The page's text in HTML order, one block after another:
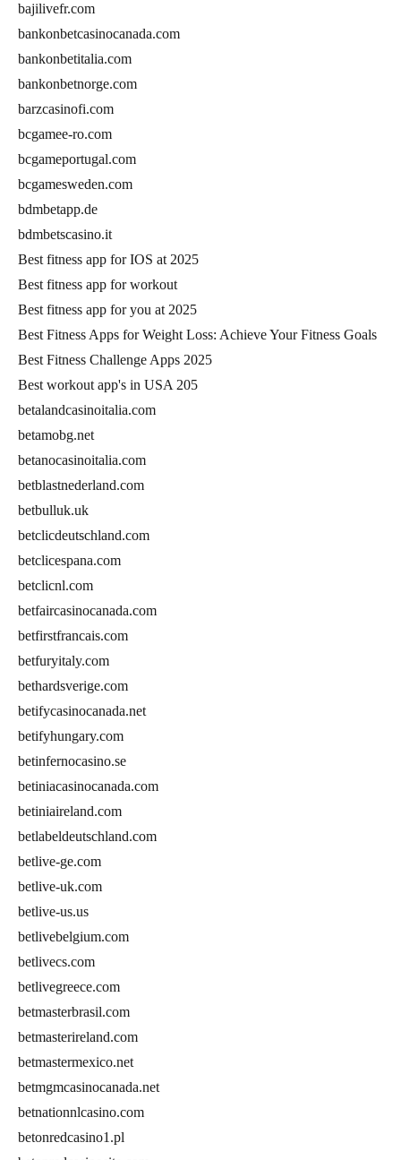
bajilivefr.com
bankonbetcasinocanada.com
bankonbetitalia.com
bankonbetnorge.com
barzcasinofi.com
bcgamee-ro.com
bcgameportugal.com
bcgamesweden.com
bdmbetapp.de
bdmbetscasino.it
Best fitness app for IOS at 2025
Best fitness app for workout
Best fitness app for you at 2025
Best Fitness Apps for Weight Loss: Achieve Your Fitness Goals
Best Fitness Challenge Apps 2025
Best workout app's in USA 205
betalandcasinoitalia.com
betamobg.net
betanocasinoitalia.com
betblastnederland.com
betbulluk.uk
betclicdeutschland.com
betclicespana.com
betclicnl.com
betfaircasinocanada.com
betfirstfrancais.com
betfuryitaly.com
bethardsverige.com
betifycasinocanada.net
betifyhungary.com
betinfernocasino.se
betiniacasinocanada.com
betiniaireland.com
betlabeldeutschland.com
betlive-ge.com
betlive-uk.com
betlive-us.us
betlivebelgium.com
betlivecs.com
betlivegreece.com
betmasterbrasil.com
betmasterireland.com
betmastermexico.net
betmgmcasinocanada.net
betnationnlcasino.com
betonredcasino1.pl